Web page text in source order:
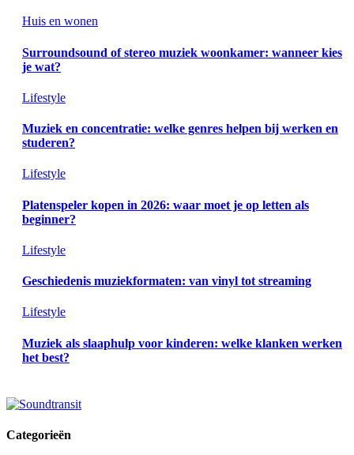
Huis en wonen
Surroundsound of stereo muziek woonkamer: wanneer kies
je wat?
Lifestyle
Muziek en concentratie: welke genres helpen bij werken en
studeren?
Lifestyle
Platenspeler kopen in 2026: waar moet je op letten als
beginner?
Lifestyle
Geschiedenis muziekformaten: van vinyl tot streaming
Lifestyle
Muziek als slaaphulp voor kinderen: welke klanken werken
het best?
Categorieën